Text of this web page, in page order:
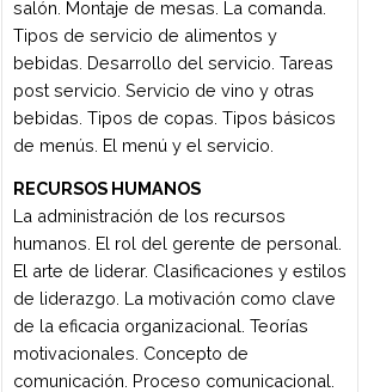
PANADERÍA
Equipamiento y utensilios básicos.
Técnicas básicas de amasado, bollado y
fermentado. Concepto básico de la
cocción de las masas panaderas en la
restaurante y tiendas. Recetas de
aplicación de las diferentes técnicas, con
variación de la materia prima.
TÈCNICAS FUNDAMENTALES DE
PASTELERÍA
Equipamiento y utensilios básicos.